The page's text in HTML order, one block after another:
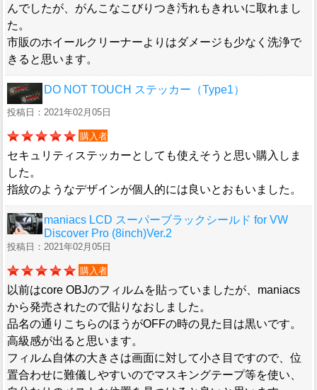
んでしたが、がんこなこびりつき汚れもきれいに取れまし
た。
市販のホイールクリーナーよりはダメージも少なく洗浄で
きると思います。
DO NOT TOUCH ステッカー（Type1）
投稿日：2021年02月05日
購入者
セキュリティステッカーとしても使えそうと思い購入しま
した。
指紋のようなデザインが個人的には良いとおもいました。
maniacs LCD スーパーブラックシールド for VW
Discover Pro (8inch)Ver.2
投稿日：2021年02月05日
購入者
以前はcore OBJのフィルムを貼っていましたが、maniacs
から発売されたので貼りなおしました。
品名の通りこちらのほうがOFFの時の見た目は黒いです。
高級感が出ると思います。
フィルム自体の大きさは画面に対して小さ目ですので、位
置合わせに難儀しやすいのでマスキングテープ等を使い、